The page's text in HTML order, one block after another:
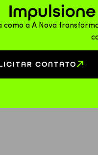
como a A Nova
CONTATO